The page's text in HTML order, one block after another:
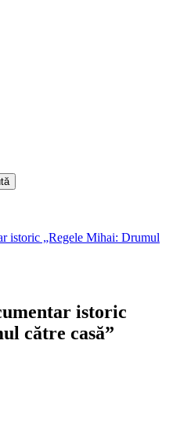
istoric „Regele Mihai: Drumul
istoric
către casă”